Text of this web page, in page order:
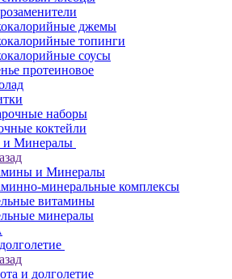
джемы
топинги
соусы
протеиновое
наборы
коктейли
Минералы
и Минералы
минеральные комплексы
витамины
минералы
и долголетие